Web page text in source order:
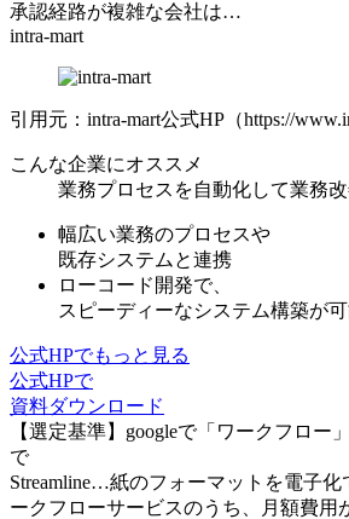
承認経路が複雑な会社は…
intra-mart
引用元：intra-mart公式HP（https://
こんな企業にオススメ
業務プロセスを自動化して業務
幅広い業務のプロセスや
既存システムと連携
ローコード開発で、
スピーディーなシステム構築が
公式HPでもっと見る
公式HPで
資料ダウンロード
【選定基準】googleで「ワークフロー
で
Streamline…紙のフォーマットを電子化
ークフローサービスのうち、月額費用